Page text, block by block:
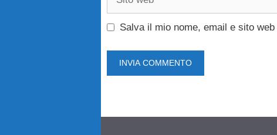
Salva il mio nome, email e sito